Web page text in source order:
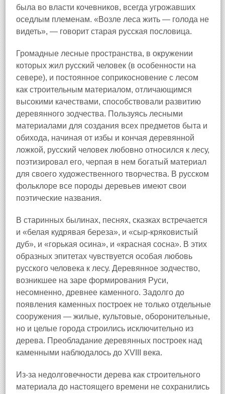
была во власти кочевников, всегда угрожавших
оседлым племенам. «Возле леса жить — голода не
видеть», — говорит старая русская пословица.
Громадные лесные пространства, в окружении
которых жил русский человек (в особенности на
севере), и постоянное соприкосновение с лесом
как строительным материалом, отличающимся
высокими качествами, способствовали развитию
деревянного зодчества. Пользуясь лесными
материалами для создания всех предметов быта и
обихода, начиная от избы и кончая деревянной
ложкой, русский человек любовно относился к лесу,
поэтизировал его, черпая в нем богатый материал
для своего художественного творчества. В русском
фольклоре все породы деревьев имеют свои
поэтические названия.
В старинных былинах, песнях, сказках встречается
и «белая кудрявая береза», и «сыр-кряковистый
дуб», и «горькая осина», и «красная сосна». В этих
образных эпитетах чувствуется особая любовь
русского человека к лесу. Деревянное зодчество,
возникшее на заре формирования Руси,
несомненно, древнее каменного. Задолго до
появления каменных построек не только отдельные
сооружения — жилые, культовые, оборонительные,
но и целые города строились исключительно из
дерева. Преобладание деревянных построек над
каменными наблюдалось до XVIII века.
Из-за недолговечности дерева как строительного
материала до настоящего времени не сохранились